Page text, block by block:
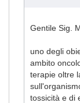
Gentile Sig.
uno degli
ambito
terapie oltre
tossicità e di